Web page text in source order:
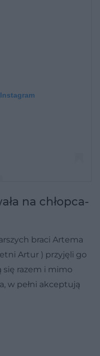
(@baby.boypanda)
na chłopca-
braci Artema
Artur ) przyjęli go
się razem i mimo
w pełni akceptują